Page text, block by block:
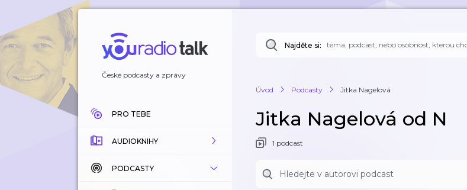
České podcasty a zprávy
PRO TEBE
AUDIOKNIHY
KATALOG
PODCASTY
Najděte si:
Úvod Podcasty Jitka Nagelová
Jitka Nagelová od N
1 podcast